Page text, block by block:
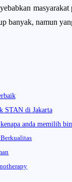
banyak, namun
STAN di Jakarta
anda memilih